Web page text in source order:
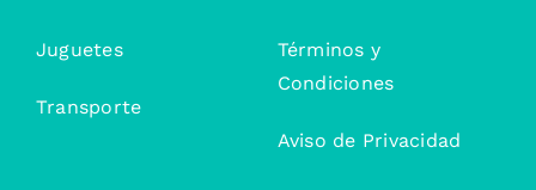
Juguetes
Transporte
Términos y
Condiciones
Aviso de Privacidad